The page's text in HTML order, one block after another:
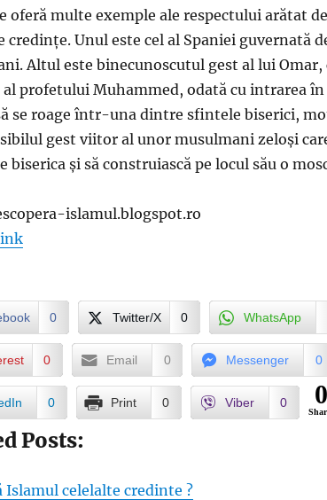
oferă multe exemple ale respectului arătat
credințe. Unul este cel al Spaniei guvernată
Altul este binecunoscutul gest al lui
al profetului Muhammed, odată cu intrarea în
se roage într-una dintre sfintele biserici,
gest viitor al unor musulmani zeloși
biserica și să construiască pe locul său o
islamul.blogspot.ro
0 Twitter/X 0 WhatsApp
0 Email 0 Messenger 0
0 Print 0 Viber 0 0
Posts:
Islamul celelalte credinte ?